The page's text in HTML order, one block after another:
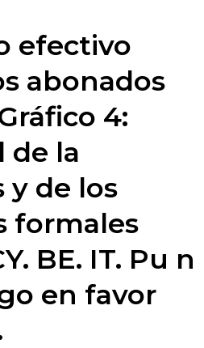
efectivo
abonados
4:
de la
y de los
formales
BE. IT. Pu n
en favor